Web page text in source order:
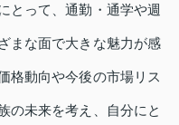
とって、通勤・通学や週
まな面で大きな魅力が感
格動向や今後の市場リス
の未来を考え、自分にと